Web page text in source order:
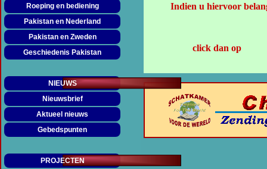
Roeping en bediening
Pakistan en Nederland
Pakistan en Zweden
Geschiedenis Pakistan
NIEUWS
Nieuwsbrief
Aktueel nieuws
Gebedspunten
PROJECTEN
Indien u hiervoor
click dan op